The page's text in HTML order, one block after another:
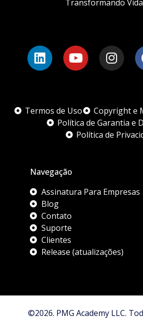
Transformando
Termos de Uso
Copyright e
Política de Garantia e
Política de
Navegação
Assinatura Para Empresas
Blog
Contato
Suporte
Clientes
Release (atualizações)
©2026. PMG Academy LLC.